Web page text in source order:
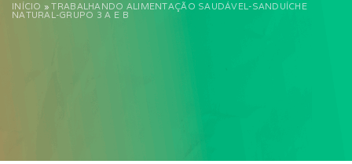
INÍCIO »TRABALHANDO ALIMENTAÇÃO SAUDÁVEL-SANDUÍCHE
NATURAL-GRUPO 3 A E B